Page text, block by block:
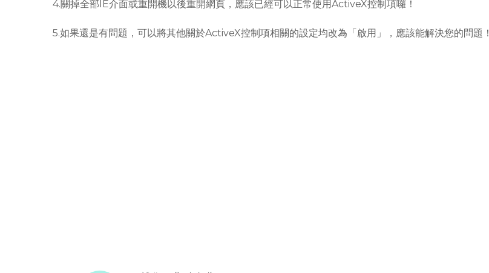
4.關掉全部IE介面或重開機以後重開網頁，應該已經可以正常使用ActiveX控制項囉！
5.如果還是有問題，可以將其他關於ActiveX控制項相關的設定均改為「啟用」，應該能解決您的問題！